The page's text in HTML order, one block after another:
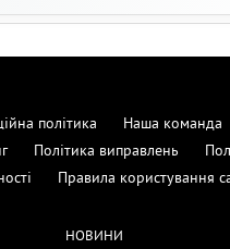
політика Наша команда
Політика виправлень
Правила користування
НОВИНИ